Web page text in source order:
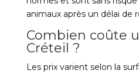
animaux après un délai de
Combien coûte
Créteil ?
Les prix varient selon la